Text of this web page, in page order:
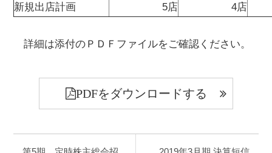
新規出店計画 5店 4店
詳細は添付のＰＤＦファイルをご確認ください。
PDFをダウンロードする